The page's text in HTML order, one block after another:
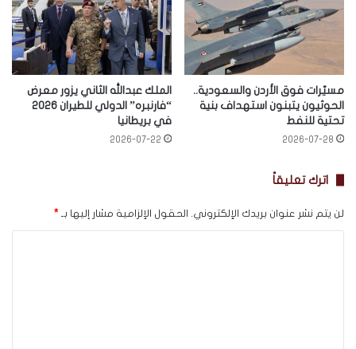
مسيّرات فوق الأردن والسعودية..
الحوثيون يتبنون استهداف بنية
تحتية للنفط
2026-07-28
الملك عبدالله الثاني يزور معرض
“فارنبره” الدولي للطيران 2026
في بريطانيا
2026-07-22
اترك تعليقاً
لن يتم نشر عنوان بريدك الإلكتروني. الحقول الإلزامية مشار إليها بـ *